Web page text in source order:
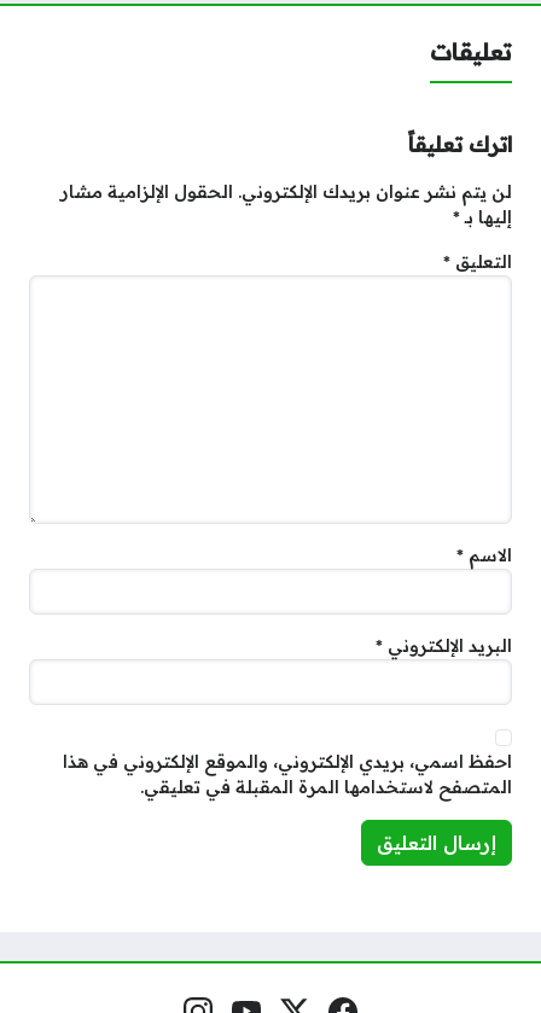
تعليقات
اترك تعليقاً
لن يتم نشر عنوان بريدك الإلكتروني. الحقول الإلزامية مشار
إليها بـ*
التعليق *
الاسم *
البريد الإلكتروني *
احفظ اسمي، بريدي الإلكتروني، والموقع الإلكتروني في هذا
المتصفح لاستخدامها المرة المقبلة في تعليقي.